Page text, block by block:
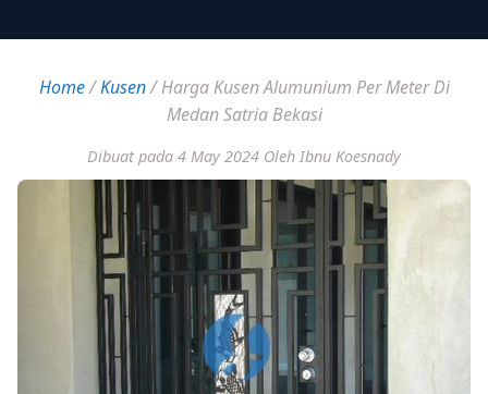
Home/Kusen/Harga Kusen Alumunium Per Meter Di
Medan Satria Bekasi
Dibuat pada 4 May 2024 Oleh Ibnu Koesnady